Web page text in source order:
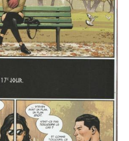
des tomes précédents,
alliés traditionnels, s’est
et Tomeu MOREY
54-1
à ses sœurs le soin
fait de toute manière :
que représente le Souverain,
autoproclamé Roi
elles y parvenir et Wonder